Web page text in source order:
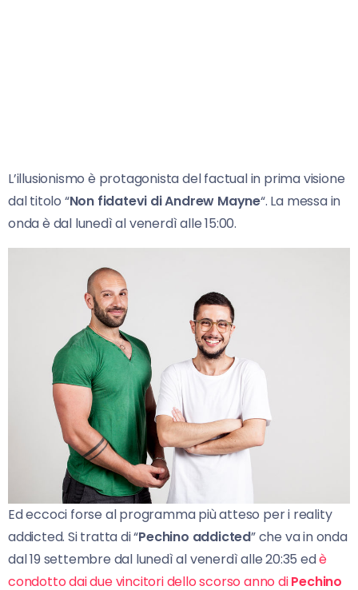
L’illusionismo è protagonista del factual in prima visione
dal titolo “Non fidatevi di Andrew Mayne“. La messa in
onda è dal lunedì al venerdì alle 15:00.
Ed eccoci forse al programma più atteso per i reality
addicted. Si tratta di “Pechino addicted” che va in onda
dal 19 settembre dal lunedì al venerdì alle 20:35 edè
condotto dai due vincitori dello scorso anno diPechino